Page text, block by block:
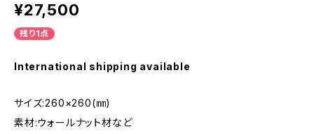
¥27,500
残り1点
International shipping available
サイズ:260×260(㎜)
素材:ウォールナット材など